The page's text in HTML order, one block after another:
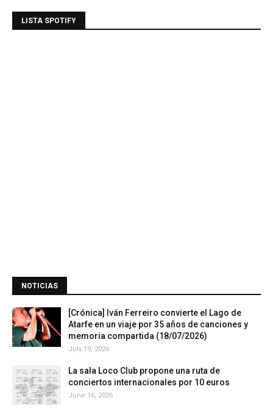
LISTA SPOTIFY
NOTICIAS
[Crónica] Iván Ferreiro convierte el Lago de
Atarfe en un viaje por 35 años de canciones y
memoria compartida (18/07/2026)
July 19, 2026
La sala Loco Club propone una ruta de
conciertos internacionales por 10 euros
June 16, 2026